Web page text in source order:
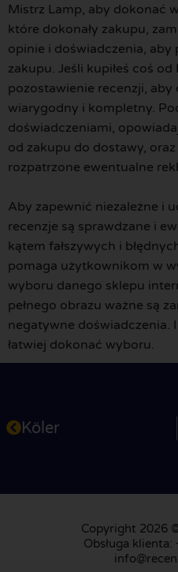
Mistrz Lamp, aby dokonać
które dokonały zakupu,
opinie i doświadczenia,
zakupu. Jeśli kupiłeś coś
pozostawienie recenzji, aby
wiarygodny i kompletny.
doświadczeniami,
od zakupu do dostawy, oraz
rozpatrzone ewentualne
Aby zapewnić niezależne i
recenzje są sprawdzane i
kątem fałszywych i
pomaga użytkownikom w
wyboru danego sklepu
pełnego obrazu ważne są
negatywne doświadczenia.
łatwiej dokonać wyboru.
Köler
Copyright 2026
Obsługa